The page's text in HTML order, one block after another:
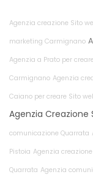
Agenzia creazione Sito
marketing Carmignano
Agenzia a Prato per
Carmignano Agenzia
Caiano per creare Sito
Agenzia Creazione
comunicazione Quarrata
Pistoia Agenzia
Quarrata Agenzia